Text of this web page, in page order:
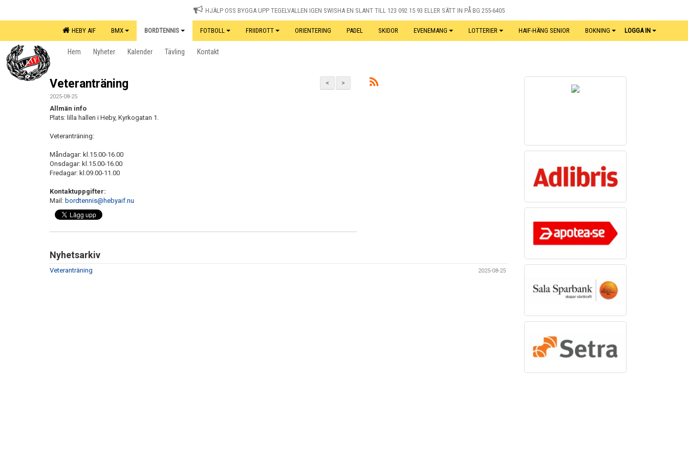
HJÄLP OSS BYGGA UPP TEGELVALLEN IGEN SWISHA EN SLANT TILL 123 092 15 93 ELLER SÄTT IN PÅ BG 255-6405
HEBY AIF BMX BORDTENNIS FOTBOLL FRIIDROTT ORIENTERING PADEL SKIDOR EVENEMANG LOTTERIER HAIF-HÄNG SENIOR BOKNING LOGGA IN
Hem Nyheter Kalender Tävling Kontakt
>
<
Veteranträning
2025-08-25
Allmän info
Plats: lilla hallen i Heby, Kyrkogatan 1.
Veteranträning:
Måndagar: kl.15.00-16.00
Onsdagar: kl.15.00-16.00
Fredagar: kl.09.00-11.00
Kontaktuppgifter:
Mail: bordtennis@hebyaif.nu
Nyhetsarkiv
Veteranträning 2025-08-25